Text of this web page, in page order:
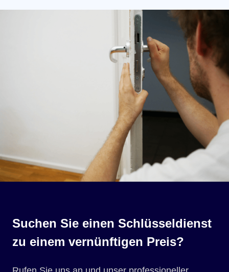
Suchen Sie einen Schlüsseldienst
zu einem vernünftigen Preis?